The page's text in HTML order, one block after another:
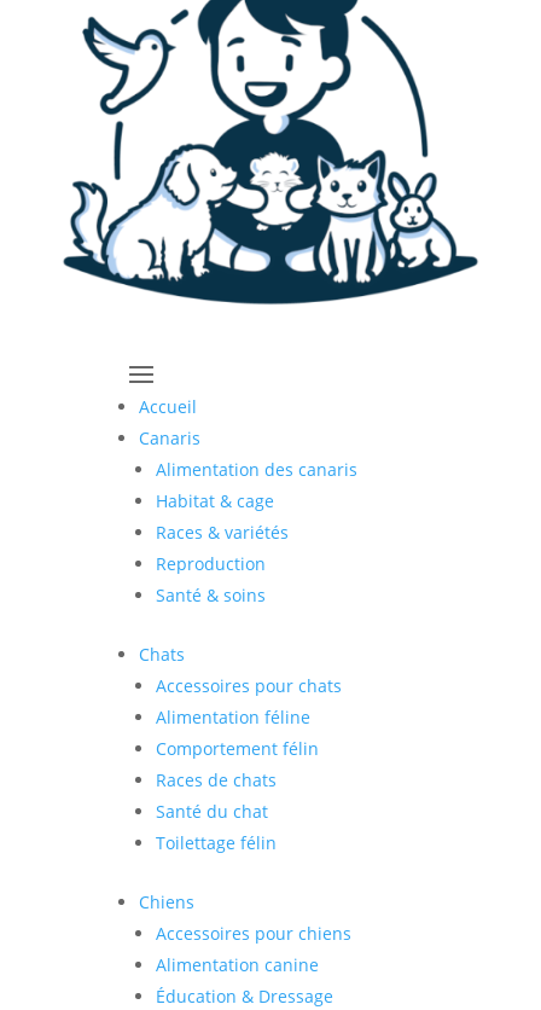
Accueil
Canaris
Alimentation des canaris
Habitat & cage
Races & variétés
Reproduction
Santé & soins
Chats
Accessoires pour chats
Alimentation féline
Comportement félin
Races de chats
Santé du chat
Toilettage félin
Chiens
Accessoires pour chiens
Alimentation canine
Éducation & Dressage